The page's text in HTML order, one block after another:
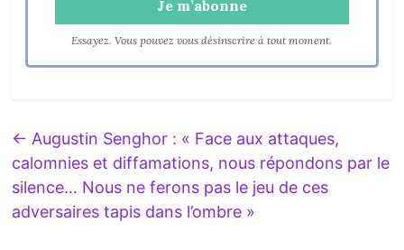
Essayez. Vous pouvez vous désinscrire à tout moment.
← Augustin Senghor : « Face aux attaques,
calomnies et diffamations, nous répondons par le
silence… Nous ne ferons pas le jeu de ces
adversaires tapis dans l’ombre »